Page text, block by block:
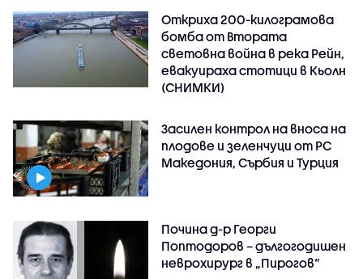
Откриха 200-килограмова
бомба от Втората
световна война в река Рейн,
евакуираха стотици в Кьолн
(СНИМКИ)
Засилен контрол на вноса на
плодове и зеленчуци от РС
Македония, Сърбия и Турция
Почина д-р Георги
Поптодоров – дългогодишен
неврохирург в „Пирогов“